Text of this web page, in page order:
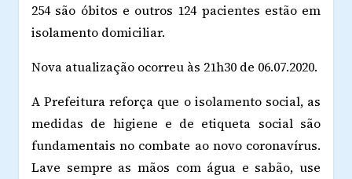
254 são óbitos e outros 124 pacientes estão em
isolamento domiciliar.
Nova atualização ocorreu às 21h30 de 06.07.2020.
A Prefeitura reforça que o isolamento social, as
medidas de higiene e de etiqueta social são
fundamentais no combate ao novo coronavírus.
Lave sempre as mãos com água e sabão, use